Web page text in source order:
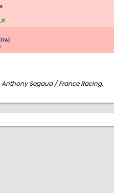
Anthony Segaud / France Racing.